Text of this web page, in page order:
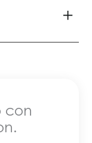
con